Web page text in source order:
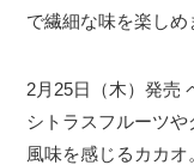
で繊細な味を楽しめ
2月25日（木）発売
シトラスフルーツ
風味を感じるカカ